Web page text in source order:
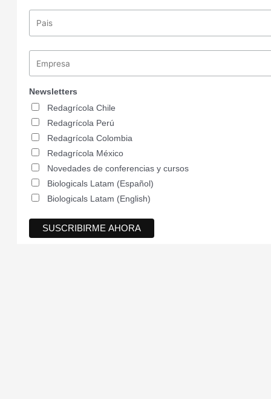
Newsletters
Redagrícola Chile
Redagrícola Perú
Redagrícola Colombia
Redagrícola México
Novedades de conferencias y cursos
Biologicals Latam (Español)
Biologicals Latam (English)